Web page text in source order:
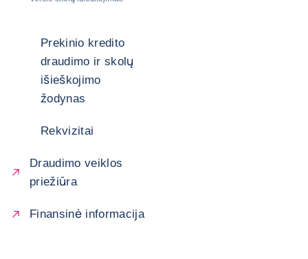
Prekinio kredito
draudimo ir skolų
išieškojimo
žodynas
Rekvizitai
Draudimo veiklos
priežiūra
Finansinė informacija